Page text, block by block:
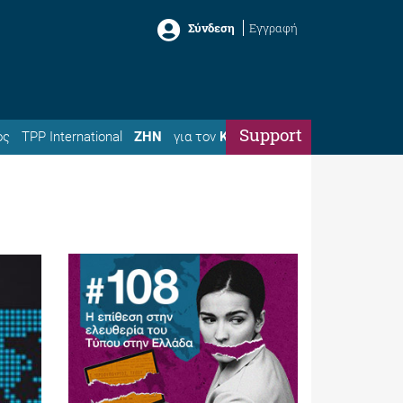
Σύνδεση Εγγραφή
TPP International ΖΗΝ για τον ΚώσταSupport